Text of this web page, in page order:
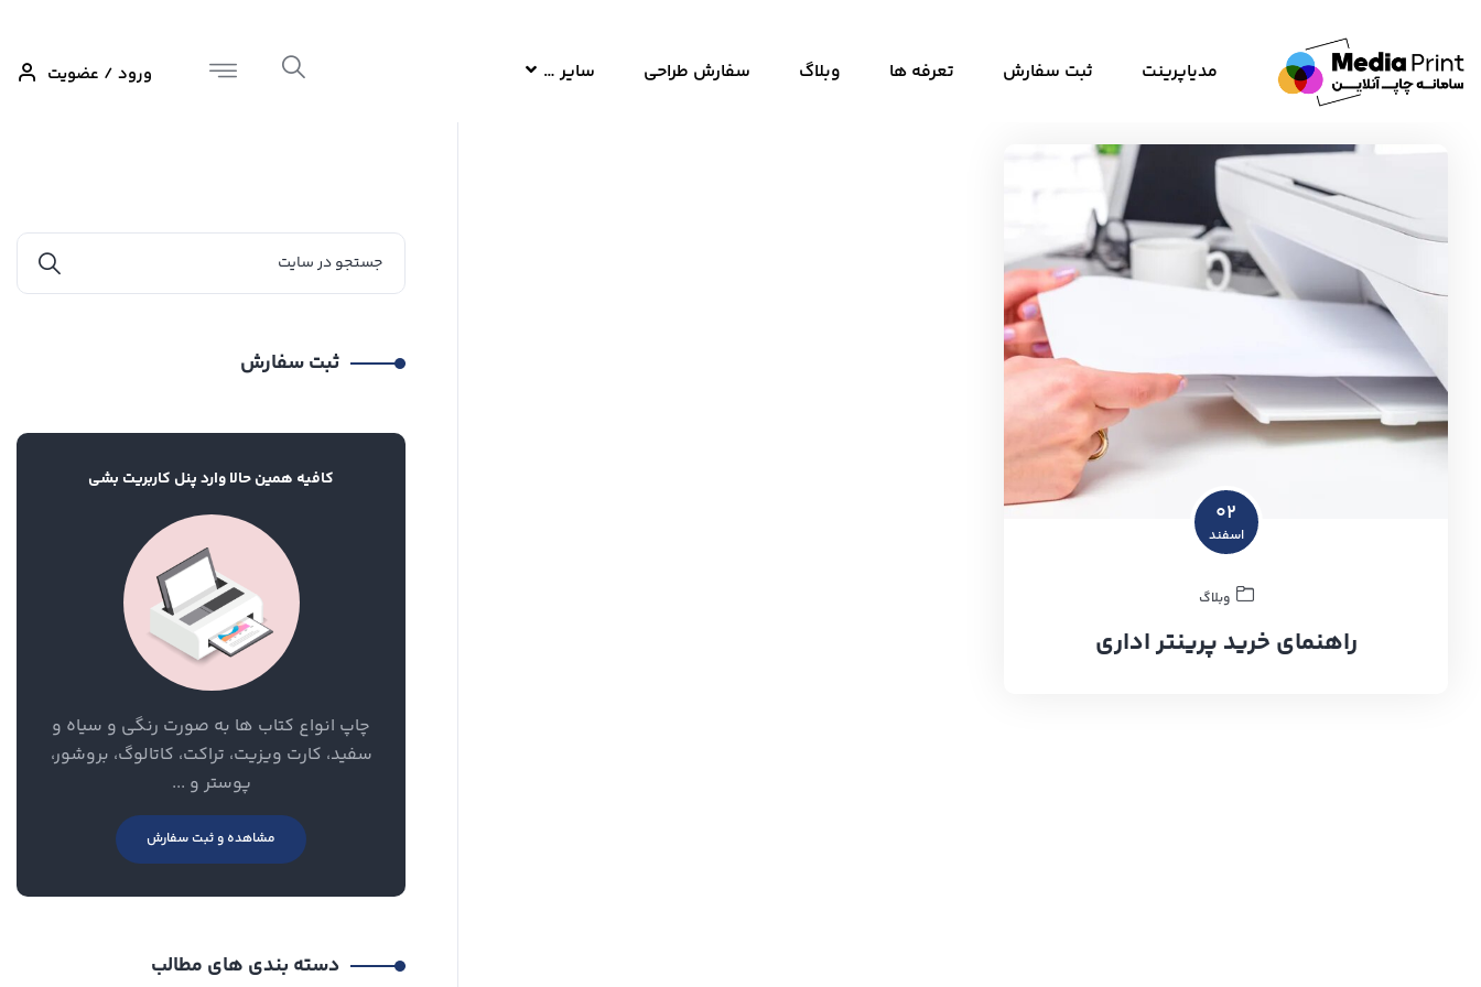
مدیاپرینت ثبت سفارش تعرفه ها وبلاگ سفارش طراحی سایر … ورود / عضویت
۰۲
اسفند
وبلاگ
راهنمای خرید پرینتر اداری
ثبت سفارش
کافیه همین حالا وارد پنل کاربریت بشی
چاپ انواع کتاب ها به صورت رنگی و سیاه و
سفید، کارت ویزیت، تراکت، کاتالوگ، بروشور،
پوستر و ...
مشاهده و ثبت سفارش
دسته بندی های مطالب